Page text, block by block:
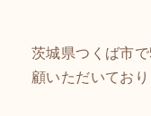
茨城県つくば市
顧いただいており